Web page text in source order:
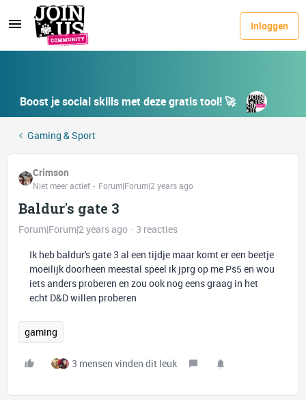
Inloggen
Boost je social skills met deze gratis tool! 🚀
Gaming & Sport
Crimson
Niet meer actief Forum|Forum|2 years ago
Baldur's gate 3
Forum|Forum|2 years ago
3 reacties
Ik heb baldur's gate 3 al een tijdje maar komt er een beetje
moeilijk doorheen meestal speel ik jprg op me Ps5 en wou
iets anders proberen en zou ook nog eens graag in het
echt D&D willen proberen
gaming
3 mensen vinden dit leuk